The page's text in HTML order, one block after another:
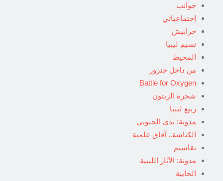
جوانب
إجتماعياتي
خرابيش
نسيم ليبيا
المحيط
من داخل جنزور
Battle for Oxygen
شجرة الزيتون
ربيع ليبيا
مدونة: ندى الحبوني
الكناشة.. آفاق علمية
تقاسيم
مدونة: الآثار الليبية
الخابية